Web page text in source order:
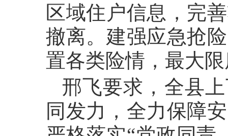
区域住户信息，完
撤离。建强应急抢
置各类险情，最大
邢飞要求，全县
同发力，全力保障